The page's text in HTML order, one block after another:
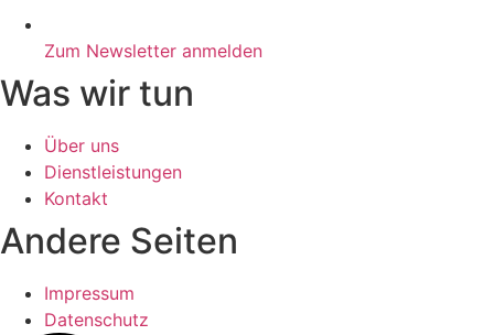
Zum Newsletter anmelden
Was wir tun
Über uns
Dienstleistungen
Kontakt
Andere Seiten
Impressum
Datenschutz